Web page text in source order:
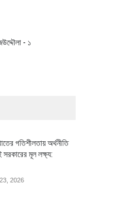
- ১
গতিশীলতায় অর্থনীতি
মূল লক্ষ্য:
2026